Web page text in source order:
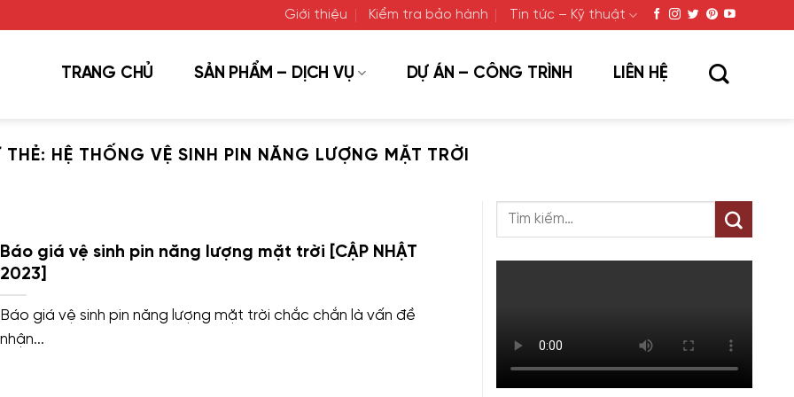
Giới thiệu Kiểm tra bảo hành Tin tức – Kỹ thuật
TRANG CHỦ SẢN PHẨM – DỊCH VỤ DỰ ÁN – CÔNG TRÌNH LIÊN HỆ
THẺ: HỆ THỐNG VỆ SINH PIN NĂNG LƯỢNG MẶT TRỜI
Báo giá vệ sinh pin năng lượng mặt trời [CẬP NHẬT
2023]
Báo giá vệ sinh pin năng lượng mặt trời chắc chắn là vấn đề
nhận...